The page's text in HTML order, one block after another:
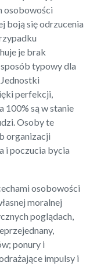
osobowości
boją się odrzucenia
je brak
typowy dla
perfekcji,
100% są w stanie
Osoby te
organizacji
i poczucia bycia
osobowości
moralnej
poglądach,
ponury i
impulsy i